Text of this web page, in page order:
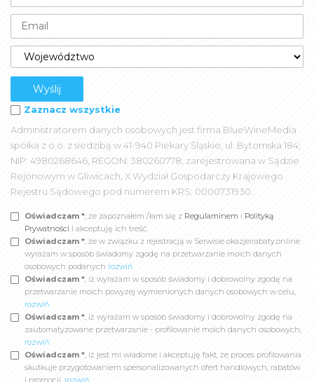
Zaznacz wszystkie
Administratorem danych osobowych jest firma BlueWineMedia
spółka z o.o. z siedzibą w 41-940 Piekary Śląskie; ul. Bytomska 184;
NIP: 4980268646, REGON: 380260778; zarejestrowana w Sądzie
Rejonowym w Gliwicach, X Wydział Gospodarczy Krajowego
Rejestru Sądowego pod numerem KRS: 0000731930.
Oświadczam *, że zapoznałem /łam się z Regulaminem i Polityką
Prywatności i akceptuję ich treść.
Oświadczam *, że w związku z rejestracją w Serwisie okazjeirabaty.online
wyrażam w sposób świadomy zgodę na przetwarzanie moich danych
osobowych podanych rozwiń
Oświadczam *, iż wyrażam w sposób świadomy i dobrowolny zgodę na
przetwarzanie moich powyżej wymienionych danych osobowych w celu,
rozwiń
Oświadczam *, iż wyrażam w sposób świadomy i dobrowolny zgodę na
zautomatyzowane przetwarzanie - profilowanie moich danych osobowych,
rozwiń
Oświadczam *, iż jest mi wiadome i akceptuję fakt, że proces profilowania
skutkuje przygotowaniem spersonalizowanych ofert handlowych, rabatów
i promocji, rozwiń